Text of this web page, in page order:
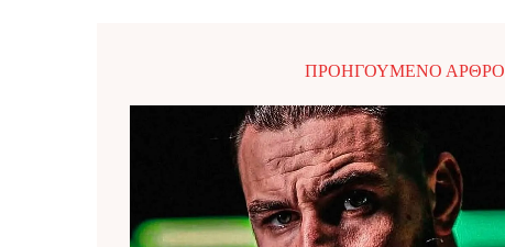
ΠΡΟΗΓΟΎΜΕΝΟ ΆΡΘΡΟ